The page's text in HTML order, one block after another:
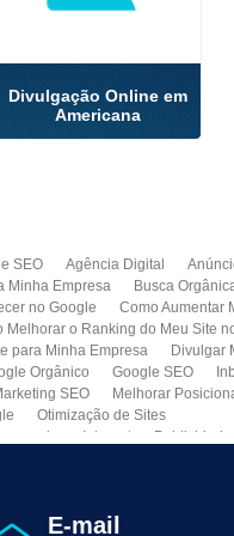
Divulgação Online em
Americana
SEO Agência Digital
Minha Empresa
Busca
no Google
Como Aumentar
Melhorar o Ranking do Meu Site
para Minha Empresa
Divulgar
Orgânico Google SEO
SEO
Melhorar
Otimização de Sites
na Internet
Publicidade
de Clientes
E-mail